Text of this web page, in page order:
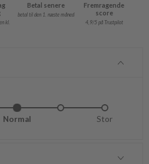
kl.
Betal senere
betal til den 1. næste måned
Fremragende
score
4,9/5 på Trustpilot
Normal Stor